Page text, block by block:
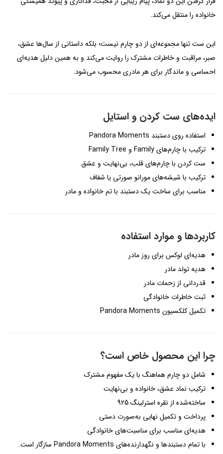
خانواده را منتقل می‌کند.
این ست تنها مجموعه‌ای از دو چارم نیست؛ بلکه داستانی از سال‌ها عشق،
صبر، مراقبت و خاطرات مشترک را روایت می‌کند و به همین دلیل هدیه‌ای
احساسی و ماندگار برای هر مادری محسوب می‌شود.
ایده‌های ست کردن و استایل
استفاده روی دستبند Pandora Moments
ترکیب با چارم‌های Family و Family Tree
ست کردن با چارم‌های قلب، بی‌نهایت و عشق
ترکیب با شیشه‌های مورانو صورتی یا شفاف
مناسب برای ساخت یک دستبند با تم خانواده و مادر
کاربردها و موارد استفاده
هدیه‌ای لوکس برای روز مادر
هدیه تولد مادر
قدردانی از زحمات مادر
ثبت خاطرات خانوادگی
تکمیل کلکسیون Pandora Moments
چرا این محصول خاص است؟
شامل دو چارم هماهنگ با یک مفهوم مشترک
ترکیب نماد عشق، خانواده و بی‌نهایت
ساخته‌شده از نقره استرلینگ 925
پرداخت و تکمیل نهایی به‌صورت دستی
هدیه‌ای مناسب برای مناسبت‌های خانوادگی
با تمام دستبندها و نگهدارنده‌های Pandora Moments سازگار است.